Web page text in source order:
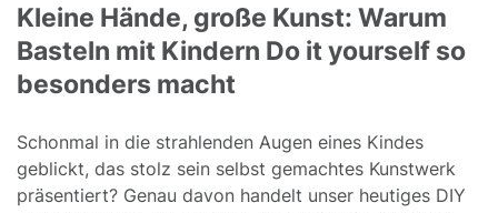
Kleine Hände, große Kunst: Warum
Basteln mit Kindern Do it yourself so
besonders macht
Schonmal in die strahlenden Augen eines Kindes
geblickt, das stolz sein selbst gemachtes Kunstwerk
präsentiert? Genau davon handelt unser heutiges DIY